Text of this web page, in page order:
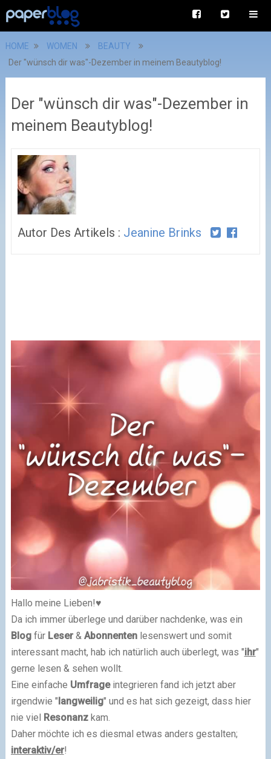
HOME WOMEN
BEAUTY
Der "wünsch dir was"-Dezember in meinem Beautyblog!
Der "wünsch dir was"-Dezember in
meinem Beautyblog!
Autor Des Artikels : Jeanine Brinks
Hallo meine Lieben!♥
Da ich immer überlege und darüber nachdenke, was ein
Blogfür Leser& Abonnentenlesenswert und somit
interessant macht, hab ich natürlich auch überlegt, was "ihr"
gerne lesen & sehen wollt.
Eine einfache Umfrageintegrieren fand ich jetzt aber
irgendwie " langweilig" und es hat sich gezeigt, dass hier
nie viel
Resonanzkam.
Daher möchte ich es diesmal etwas anders gestalten;
interaktiv/er!